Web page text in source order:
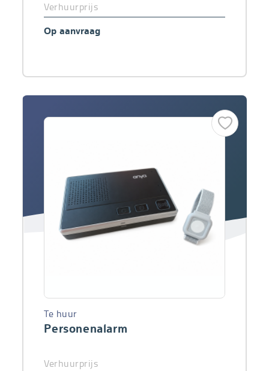
Verhuurprijs
Op aanvraag
Personenalarm
Te huur
Verhuurprijs